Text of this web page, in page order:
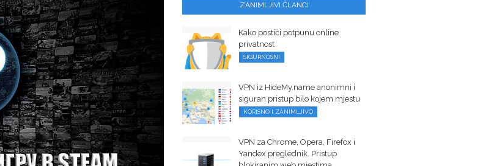
ZANIMLJIVI ČLANCI
Kako postići potpunu online
privatnost
SIGURNOSNI
VPN iz HideMy.name anonimni i
siguran pristup bilo kojem mjestu
KORISNO I ZANIMLJIVO
VPN za Chrome, Opera, Firefox i
Yandex preglednik. Pristup